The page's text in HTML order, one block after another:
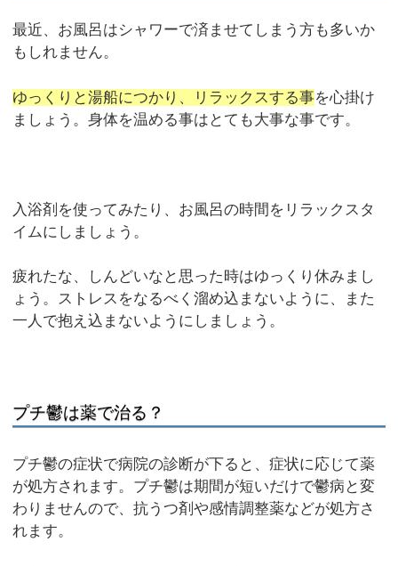
最近、お風呂はシャワーで済ませてしまう方も多いか
もしれません。
ゆっくりと湯船につかり、リラックスする事を心掛け
ましょう。身体を温める事はとても大事な事です。
入浴剤を使ってみたり、お風呂の時間をリラックスタ
イムにしましょう。
疲れたな、しんどいなと思った時はゆっくり休みまし
ょう。ストレスをなるべく溜め込まないように、また
一人で抱え込まないようにしましょう。
プチ鬱は薬で治る？
プチ鬱の症状で病院の診断が下ると、症状に応じて薬
が処方されます。プチ鬱は期間が短いだけで鬱病と変
わりませんので、抗うつ剤や感情調整薬などが処方さ
れます。